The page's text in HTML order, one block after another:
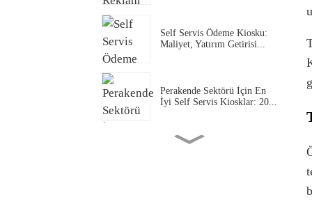
Self Servis Ödeme Kiosku:
Maliyet, Yatırım Getirisi...
Perakende Sektörü İçin En
İyi Self Servis Kiosklar: 20...